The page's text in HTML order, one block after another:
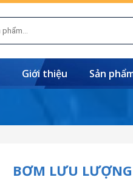
Giới thiệu Sản
BƠM LƯU